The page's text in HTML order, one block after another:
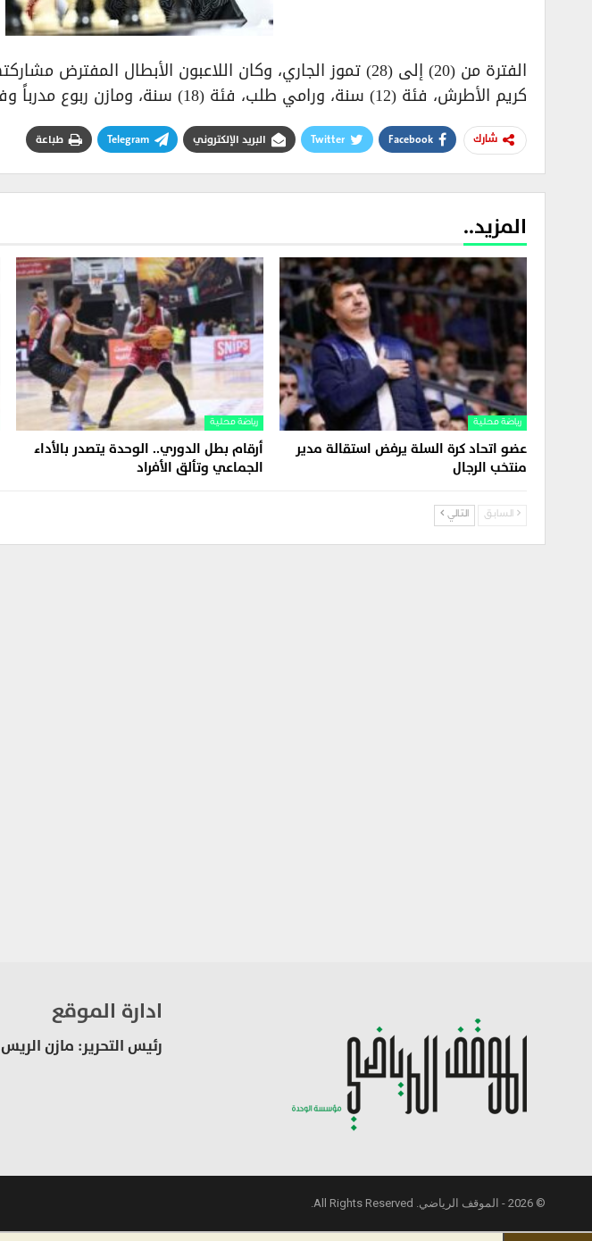
كريم الأطرش، فئة (12) سنة، ورامي طلب، فئة (18) سنة، ومازن ربوع مدرباً وفيصل فندي إدارياً.
شارك Facebook
Twitter البريد الإلكتروني Telegram طباعة
المزيد..
رياضة محلية
عضو اتحاد كرة السلة يرفض استقالة مدير
منتخب الرجال
رياضة محلية
أرقام بطل الدوري.. الوحدة يتصدر بالأداء
الجماعي وتألق الأفراد
السابق التالي
ادارة الموقع
رئيس التحرير: مازن الريس
© 2026 - الموقف الرياضي. All Rights Reserved.